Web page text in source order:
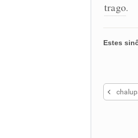
trago.
Estes